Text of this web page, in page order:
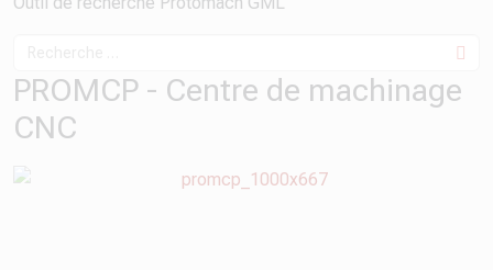
PROMCP - Centre de machinage
CNC